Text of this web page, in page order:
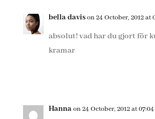
bella davison 24 October, 2012 at
absolut! vad har du gjort för
kramar
Hannaon 24 October, 2012 at 07:04